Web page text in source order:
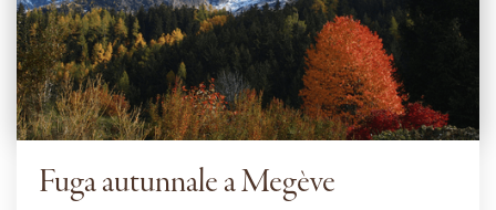
Fuga autunnale a Megève